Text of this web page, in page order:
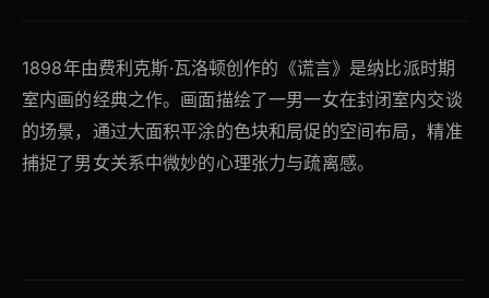
1898年由费利克斯·瓦洛顿创作的《谎言》是纳比派时期
室内画的经典之作。画面描绘了一男一女在封闭室内交谈
的场景，通过大面积平涂的色块和局促的空间布局，精准
捕捉了男女关系中微妙的心理张力与疏离感。